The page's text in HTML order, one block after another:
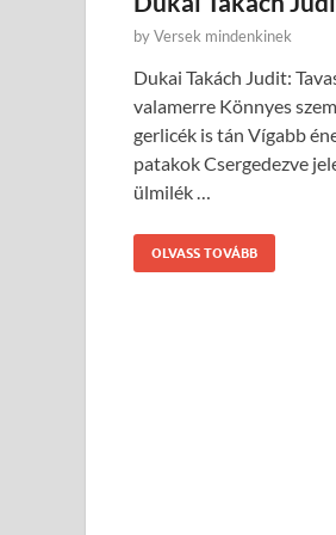
byVersek mindenkinek
Dukai Takách Judit:
valamerre Könnyes
gerlicék is tán Vígabb
patakok Csergedezve
ülmilék …
OLVASS TOVÁBB